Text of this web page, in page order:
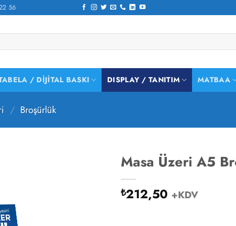
56
/ DIJITAL BASKI DISPLAY / TANITIM MATBAA
/ Broşürlük
Masa Üzeri A5
₺212,50 +KDV